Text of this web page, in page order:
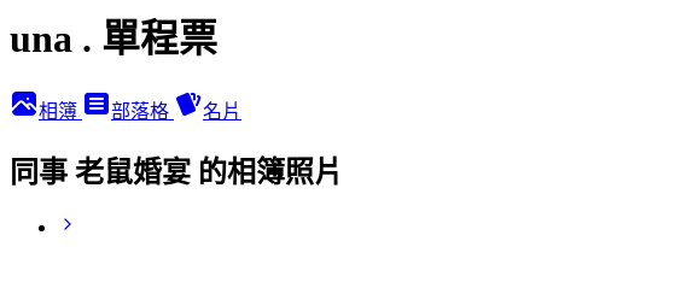
una . 單程票
相簿 部落格 名片
同事 老鼠婚宴 的相簿照片